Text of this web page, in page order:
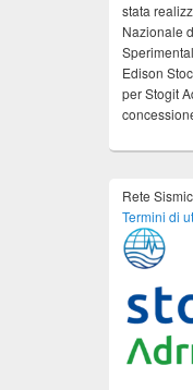
stata
Nazionale
Edison
per Stogit
Rete
Termini di